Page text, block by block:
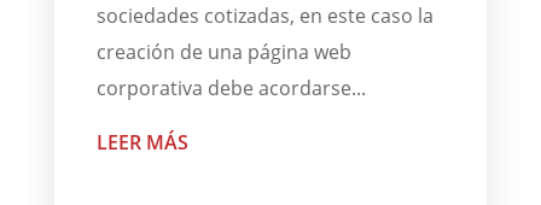
sociedades cotizadas, en este caso la
creación de una página web
corporativa debe acordarse...
LEER MÁS